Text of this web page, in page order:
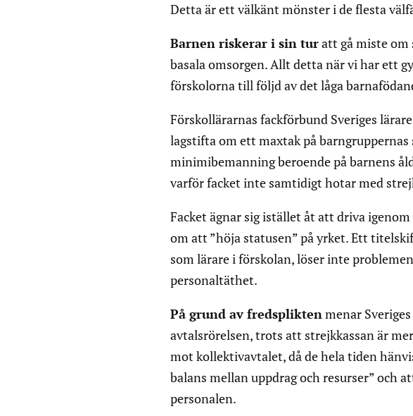
Detta är ett välkänt mönster i de flesta
Barnen riskerar i sin turatt gå miste om
basala omsorgen. Allt detta när vi har ett
förskolorna till följd av det låga
Förskollärarnas fackförbund Sveriges
lagstifta om ett maxtak på barngruppernas
minimibemanning beroende på barnens
varför facket inte samtidigt hotar med
Facket ägnar sig istället åt att driva
om att ”höja statusen” på yrket. Ett
som lärare i förskolan, löser inte
personaltäthet.
På grund av fredspliktenmenar
avtalsrörelsen, trots att strejkkassan är
mot kollektivavtalet, då de hela tiden
balans mellan uppdrag och resurser” och
personalen.